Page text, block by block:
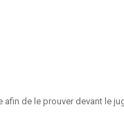
de le prouver devant le